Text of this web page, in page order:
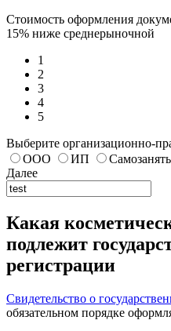
Стоимость оформления
15% ниже среднерыночной
1
2
3
4
5
Выберите организационно-
ООО
ИП
Далее
Какая
подлежит
регистрации
Свидетельство о
обязательном порядке